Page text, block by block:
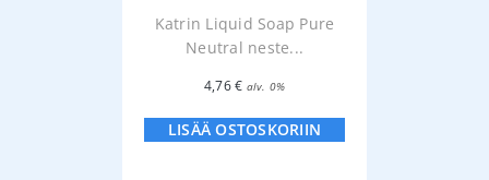
Katrin Liquid Soap Pure
Neutral neste...
4,76€ alv. 0%
LISÄÄ OSTOSKORIIN